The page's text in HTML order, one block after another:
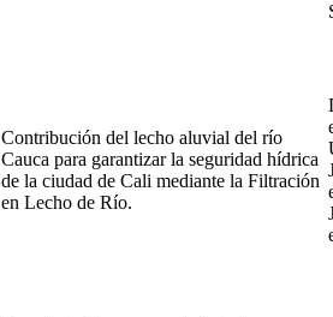
Contribución del lecho aluvial del río
Cauca para garantizar la seguridad hídrica
de la ciudad de Cali mediante la Filtración
en Lecho de Río.